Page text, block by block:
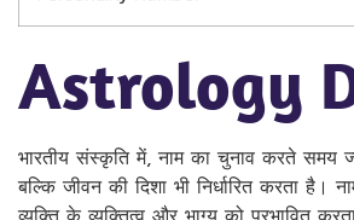
Astrology
भारतीय संस्कृति में, नाम का चुनाव करते समय
बल्कि जीवन की दिशा भी निर्धारित करता